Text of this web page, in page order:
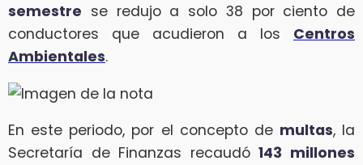
semestre se redujo a solo 38 por ciento de
conductores que acudieron a los Centros
Ambientales.
En este periodo, por el concepto de multas, la
Secretaría de Finanzas recaudó143 millones